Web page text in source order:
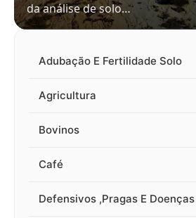
da análise de solo…
Adubação E Fertilidade Solo
Agricultura
Bovinos
Café
Defensivos ,Pragas E Doenças